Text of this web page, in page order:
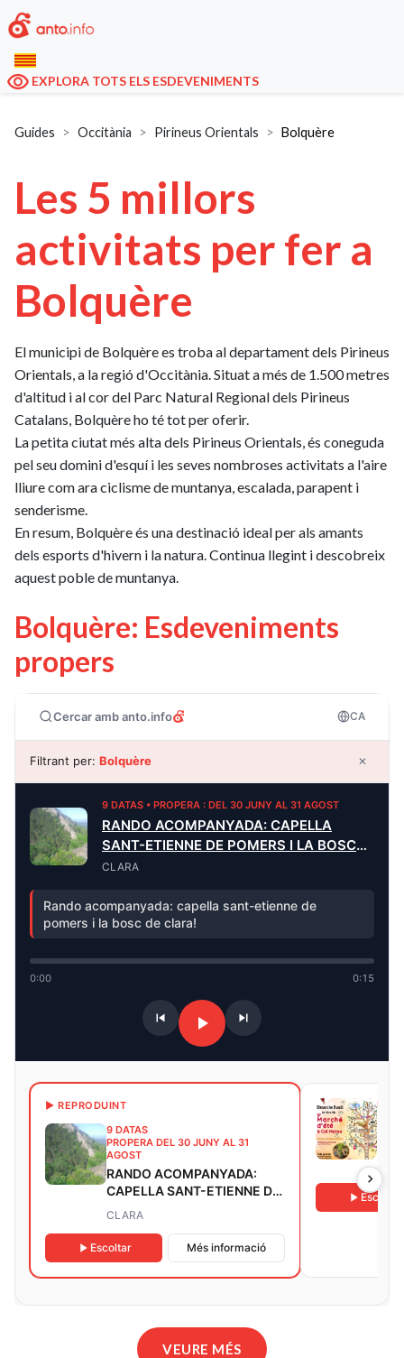
EXPLORA TOTS ELS ESDEVENIMENTS
Guides Occitània Pirineus Orientals Bolquère
Les 5 millors
activitats per fer a
Bolquère
El municipi de Bolquère es troba al departament dels Pirineus
Orientals, a la regió d'Occitània. Situat a més de 1.500 metres
d'altitud i al cor del Parc Natural Regional dels Pirineus
Catalans, Bolquère ho té tot per oferir.
La petita ciutat més alta dels Pirineus Orientals, és coneguda
pel seu domini d'esquí i les seves nombroses activitats a l'aire
lliure com ara ciclisme de muntanya, escalada, parapent i
senderisme.
En resum, Bolquère és una destinació ideal per als amants
dels esports d'hivern i la natura. Continua llegint i descobreix
aquest poble de muntanya.
Bolquère: Esdeveniments
propers
Cercar amb anto.info CA
Filtrant per: Bolquère ✕
9 DATAS • PROPERA : DEL 30 JUNY AL 31 AGOST
RANDO ACOMPANYADA: CAPELLA
SANT-ETIENNE DE POMERS I LA BOSC
DE CLARA
CLARA
Rando acompanyada: capella sant-etienne de
pomers i la bosc de clara!
0:00 0:15
▶ REPRODUINT
9 DATAS
PROPERA DEL 30 JUNY AL 31
AGOST
RANDO ACOMPANYADA:
CAPELLA SANT-ETIENNE DE
POMERS I LA BOSC DE
CLARA
Escoltar Més informació
DG. 9
Escoltar
VEURE MÉS